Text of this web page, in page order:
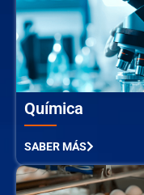
Química
SABER MÁS